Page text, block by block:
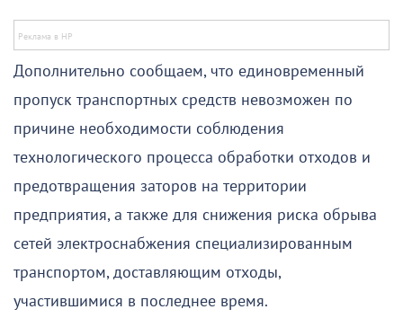
Дополнительно сообщаем, что единовременный
пропуск транспортных средств невозможен по
причине необходимости соблюдения
технологического процесса обработки отходов и
предотвращения заторов на территории
предприятия, а также для снижения риска обрыва
сетей электроснабжения специализированным
транспортом, доставляющим отходы,
участившимися в последнее время.